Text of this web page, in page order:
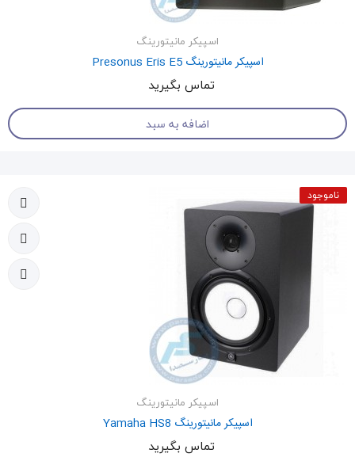
اسپیکر مانیتورینگ
اسپیکر مانیتورینگ Presonus Eris E5
تماس بگیرید
اضافه به سبد
ناموجود
اسپیکر مانیتورینگ
اسپیکر مانیتورینگ Yamaha HS8
تماس بگیرید